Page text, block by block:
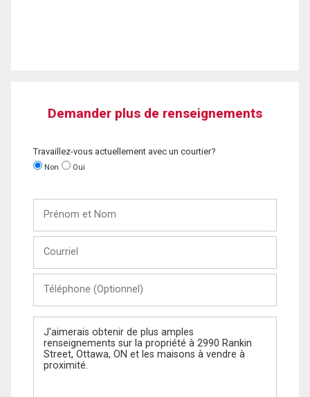
Demander plus de renseignements
Travaillez-vous actuellement avec un courtier?
Non Oui
Nom
(Optionnel)
Message